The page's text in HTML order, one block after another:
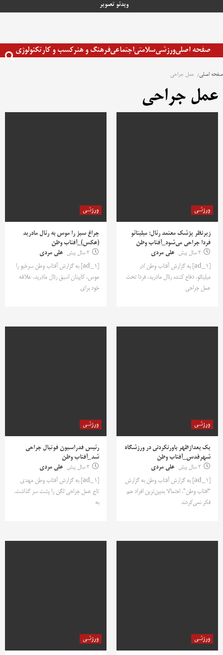
ویدئو تصویر
صفحه اصلیورزشیسلامتیاجتماعیفرهنگ و هنرکسب و کارتکنولوژی
صفحه اصلی عمل جراحی
عمل جراحی
ورزشی
زیرنظر پزشک معتمد رئال: میلیتائو
فردا جراحی می‌شود_آفتاب وطن
2 سال پیش
علی مردی
[ad_1] به گزارش آفتاب وطن ادر
میلیتائو، دفاع کننده رئال مادرید، فردا تحت
عمل جراحی
ورزشی
چراغ سبز را موس به رئال مادرید
(عکس)_آفتاب وطن
2 سال پیش
علی مردی
[ad_1] به گزارش آفتاب وطن سرخیو را
موس،‌ کاپیتان اسبق رئال مادرید، علاقه
خود برای
ورزشی
یک بعدازظهر باورنکردنی در ورزشگاه
شهرقدس_آفتاب وطن
2 سال پیش
علی مردی
[ad_1] به گزارش آفتاب وطن به گزارش
“افتاب وطن”، احتمالا بدبین‌ترین افراد هم
فکر نمی‌کردند
ورزشی
رئیس فدراسیون فوتبال جراحی
شد_آفتاب وطن
2 سال پیش
علی مردی
[ad_1] به گزارش آفتاب وطن مهدی
تاج عمل جراحی لگن را پشت سر گذاشت.
به
ورزشی ورزشی